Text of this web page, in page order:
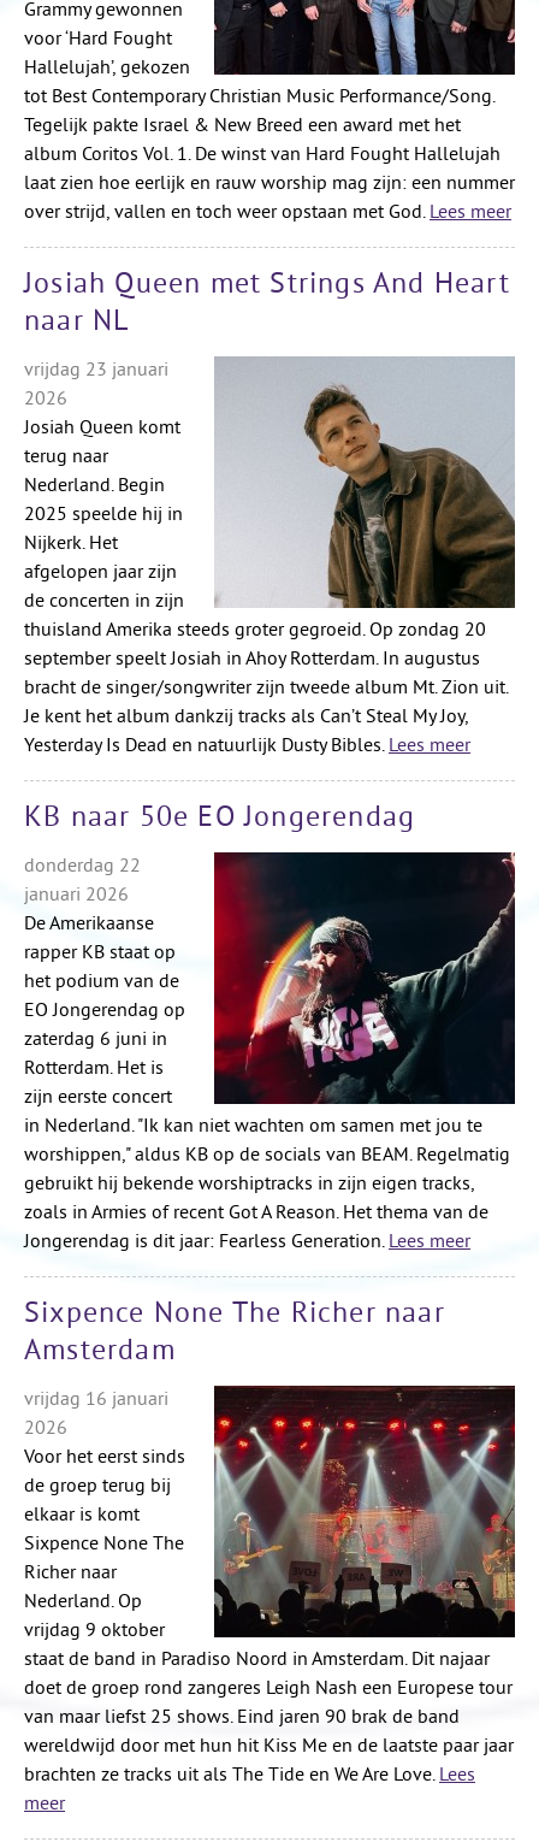
Grammy gewonnen
voor ‘Hard Fought
Hallelujah’, gekozen
tot Best Contemporary Christian Music Performance/Song.
Tegelijk pakte Israel & New Breed een award met het
album Coritos Vol. 1. De winst van Hard Fought Hallelujah
laat zien hoe eerlijk en rauw worship mag zijn: een nummer
over strijd, vallen en toch weer opstaan met God. Lees meer
Josiah Queen met Strings And Heart
naar NL
vrijdag 23 januari
2026
Josiah Queen komt
terug naar
Nederland. Begin
2025 speelde hij in
Nijkerk. Het
afgelopen jaar zijn
de concerten in zijn
thuisland Amerika steeds groter gegroeid. Op zondag 20
september speelt Josiah in Ahoy Rotterdam. In augustus
bracht de singer/songwriter zijn tweede album Mt. Zion uit.
Je kent het album dankzij tracks als Can’t Steal My Joy,
Yesterday Is Dead en natuurlijk Dusty Bibles. Lees meer
KB naar 50e EO Jongerendag
donderdag 22
januari 2026
De Amerikaanse
rapper KB staat op
het podium van de
EO Jongerendag op
zaterdag 6 juni in
Rotterdam. Het is
zijn eerste concert
in Nederland. "Ik kan niet wachten om samen met jou te
worshippen," aldus KB op de socials van BEAM. Regelmatig
gebruikt hij bekende worshiptracks in zijn eigen tracks,
zoals in Armies of recent Got A Reason. Het thema van de
Jongerendag is dit jaar: Fearless Generation. Lees meer
Sixpence None The Richer naar
Amsterdam
vrijdag 16 januari
2026
Voor het eerst sinds
de groep terug bij
elkaar is komt
Sixpence None The
Richer naar
Nederland. Op
vrijdag 9 oktober
staat de band in Paradiso Noord in Amsterdam. Dit najaar
doet de groep rond zangeres Leigh Nash een Europese tour
van maar liefst 25 shows. Eind jaren 90 brak de band
wereldwijd door met hun hit Kiss Me en de laatste paar jaar
brachten ze tracks uit als The Tide en We Are Love. Lees
meer